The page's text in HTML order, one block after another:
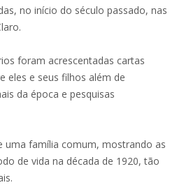
no início do século passado, nas
foram acrescentadas cartas
eles e seus filhos além de
da época e pesquisas
uma família comum, mostrando as
de vida na década de 1920, tão